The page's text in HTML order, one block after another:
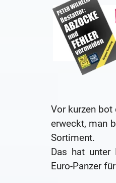
Vor kurzen bot
erweckt, man
Sortiment.
Das hat unter
Euro-Panzer